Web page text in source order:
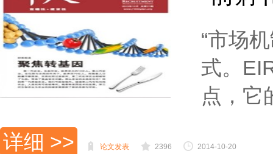
“市场
式。
点，它
详细 >>
论文发表 2396 2014-10-20